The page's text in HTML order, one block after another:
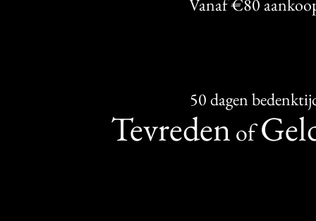
Vanaf €80
50 dagen
Tevredenof